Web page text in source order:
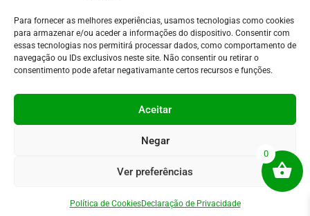
Para fornecer as melhores experiências, usamos tecnologias como cookies
para armazenar e/ou aceder a informações do dispositivo. Consentir com
essas tecnologias nos permitirá processar dados, como comportamento de
navegação ou IDs exclusivos neste site. Não consentir ou retirar o
consentimento pode afetar negativamante certos recursos e funções.
Aceitar
Negar
Ver preferências
Política de CookiesDeclaração de Privacidade
e o utilizador.
© 2026 – TUALMAVEDA.COM – Todos os
direitos reservados
0